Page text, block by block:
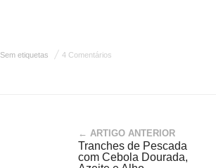
Sem etiquetas 4 Comentários
← ARTIGO ANTERIOR
Tranches de Pescada
com Cebola Dourada,